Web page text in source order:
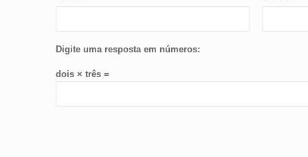
Digite uma resposta em números:
dois × três =